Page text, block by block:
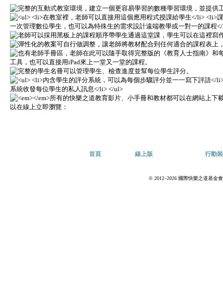
首頁 線上版 行動
© 2012–2026 國際快樂之道基金